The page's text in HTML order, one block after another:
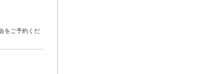
をご予約くだ